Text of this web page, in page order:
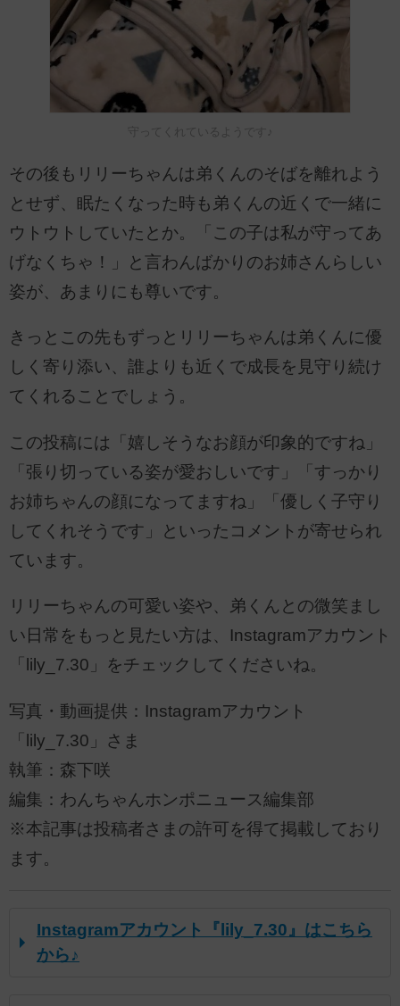
守ってくれているようです♪
その後もリリーちゃんは弟くんのそばを離れよう
とせず、眠たくなった時も弟くんの近くで一緒に
ウトウトしていたとか。「この子は私が守ってあ
げなくちゃ！」と言わんばかりのお姉さんらしい
姿が、あまりにも尊いです。
きっとこの先もずっとリリーちゃんは弟くんに優
しく寄り添い、誰よりも近くで成長を見守り続け
てくれることでしょう。
この投稿には「嬉しそうなお顔が印象的ですね」
「張り切っている姿が愛おしいです」「すっかり
お姉ちゃんの顔になってますね」「優しく子守り
してくれそうです」といったコメントが寄せられ
ています。
リリーちゃんの可愛い姿や、弟くんとの微笑まし
い日常をもっと見たい方は、Instagramアカウント
「lily_7.30」をチェックしてくださいね。
写真・動画提供：Instagramアカウント
「lily_7.30」さま
執筆：森下咲
編集：わんちゃんホンポニュース編集部
※本記事は投稿者さまの許可を得て掲載しており
ます。
Instagramアカウント『lily_7.30』はこちら
から♪